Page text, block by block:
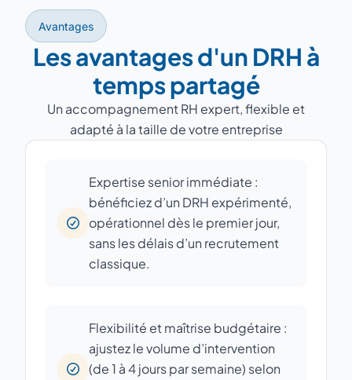
Avantages
Les avantages d'un DRH à
temps partagé
Un accompagnement RH expert, flexible et
adapté à la taille de votre entreprise
Expertise senior immédiate :
bénéficiez d’un DRH expérimenté,
opérationnel dès le premier jour,
sans les délais d’un recrutement
classique.
Flexibilité et maîtrise budgétaire :
ajustez le volume d’intervention
(de 1 à 4 jours par semaine) selon